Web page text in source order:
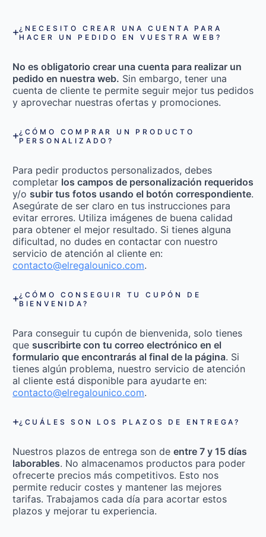
¿NECESITO CREAR UNA CUENTA PARA
HACER UN PEDIDO EN VUESTRA WEB?
No es obligatorio crear una cuenta para realizar un
pedido en nuestra web. Sin embargo, tener una
cuenta de cliente te permite seguir mejor tus pedidos
y aprovechar nuestras ofertas y promociones.
¿CÓMO COMPRAR UN PRODUCTO
PERSONALIZADO?
Para pedir productos personalizados, debes
completar los campos de personalización requeridos
y/o subir tus fotos usando el botón correspondiente.
Asegúrate de ser claro en tus instrucciones para
evitar errores. Utiliza imágenes de buena calidad
para obtener el mejor resultado. Si tienes alguna
dificultad, no dudes en contactar con nuestro
servicio de atención al cliente en:
contacto@elregalounico.com.
¿CÓMO CONSEGUIR TU CUPÓN DE
BIENVENIDA?
Para conseguir tu cupón de bienvenida, solo tienes
que suscribirte con tu correo electrónico en el
formulario que encontrarás al final de la página. Si
tienes algún problema, nuestro servicio de atención
al cliente está disponible para ayudarte en:
contacto@elregalounico.com.
¿CUÁLES SON LOS PLAZOS DE ENTREGA?
Nuestros plazos de entrega son de entre 7 y 15 días
laborables. No almacenamos productos para poder
ofrecerte precios más competitivos. Esto nos
permite reducir costes y mantener las mejores
tarifas. Trabajamos cada día para acortar estos
plazos y mejorar tu experiencia.